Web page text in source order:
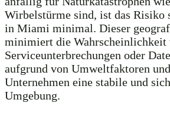
Wirbelstürme sind, ist das Risiko
in Miami minimal. Dieser
minimiert die Wahrscheinlichkeit
Serviceunterbrechungen oder
aufgrund von Umweltfaktoren
Unternehmen eine stabile und
Umgebung.